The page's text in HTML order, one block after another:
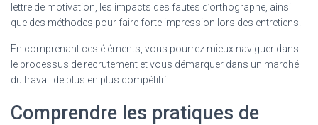
lettre de motivation, les impacts des fautes d’orthographe, ainsi
que des méthodes pour faire forte impression lors des entretiens.
En comprenant ces éléments, vous pourrez mieux naviguer dans
le processus de recrutement et vous démarquer dans un marché
du travail de plus en plus compétitif.
Comprendre les pratiques de